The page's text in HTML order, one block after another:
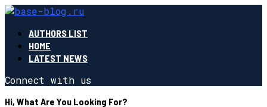
AUTHORS LIST
HOME
LATEST NEWS
Connect with us
Hi, What Are You Looking For?